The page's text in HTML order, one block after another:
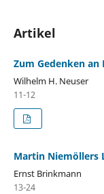
Artikel
Zum Gedenken
Wilhelm H. Neuser
11-12
Martin Niemöllers
Ernst Brinkmann
13-24